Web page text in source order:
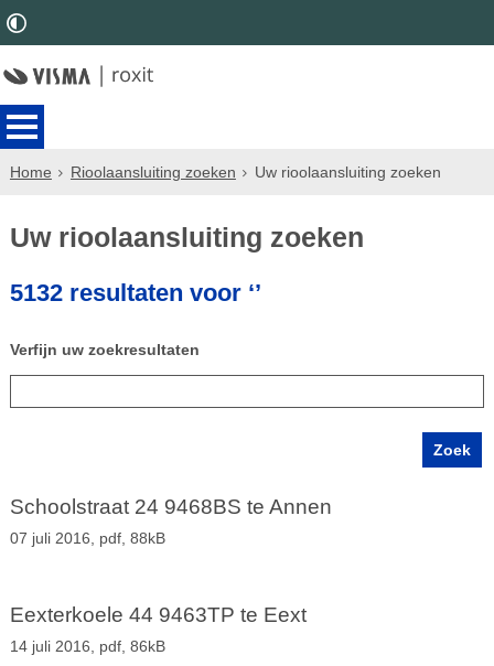
Home Rioolaansluiting zoeken Uw rioolaansluiting zoeken
Uw rioolaansluiting zoeken
5132 resultaten voor ‘’
Verfijn uw zoekresultaten
Schoolstraat 24 9468BS te Annen
07 juli 2016, pdf, 88kB
Eexterkoele 44 9463TP te Eext
14 juli 2016, pdf, 86kB